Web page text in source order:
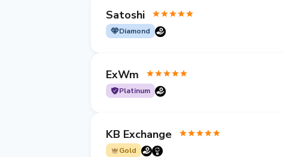
Satoshi
Diamond
ExWm
Platinum
KB Exchange
Gold